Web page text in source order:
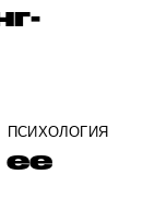
ПСИХОЛОГИЯ